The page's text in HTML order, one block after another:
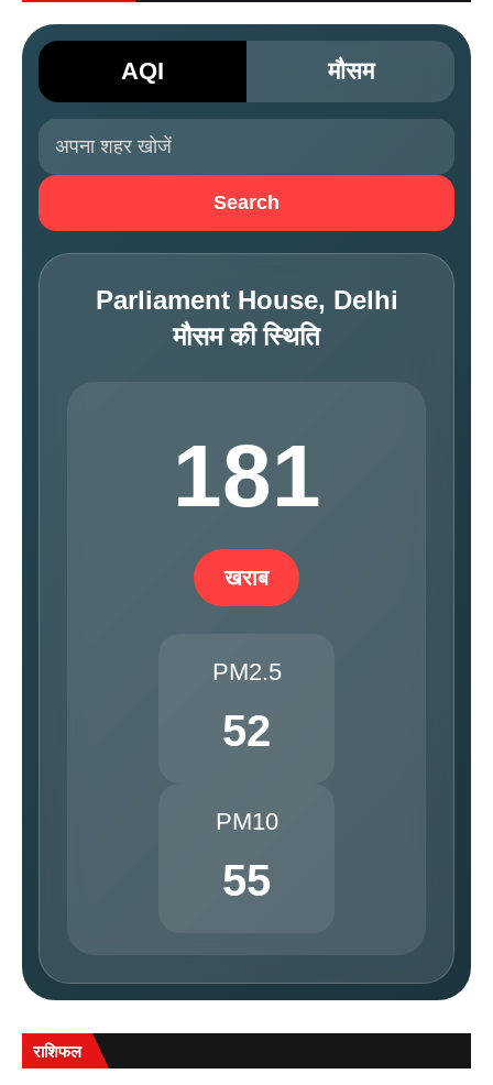
AQI मौसम
Search
Parliament House, Delhi
मौसम की स्थिति
181
खराब
PM2.5
52
PM10
55
राशिफल